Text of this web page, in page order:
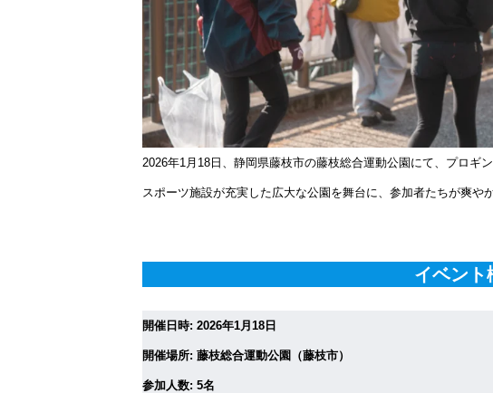
2026年1月18日、静岡県藤枝市の藤枝総合運動公園にて、プロギ
スポーツ施設が充実した広大な公園を舞台に、参加者たちが爽や
イベント
開催日時: 2026年1月18日
開催場所: 藤枝総合運動公園（藤枝市）
参加人数: 5名